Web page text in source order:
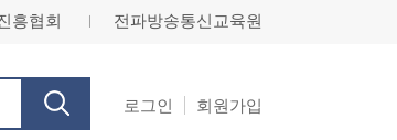
흥협회 전파방송통신교육원
로그인 회원가입